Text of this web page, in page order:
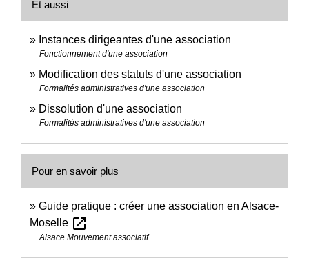
Et aussi
Instances dirigeantes d'une association
Fonctionnement d'une association
Modification des statuts d'une association
Formalités administratives d'une association
Dissolution d'une association
Formalités administratives d'une association
Pour en savoir plus
Guide pratique : créer une association en Alsace-
Moselle open_in_new
Alsace Mouvement associatif